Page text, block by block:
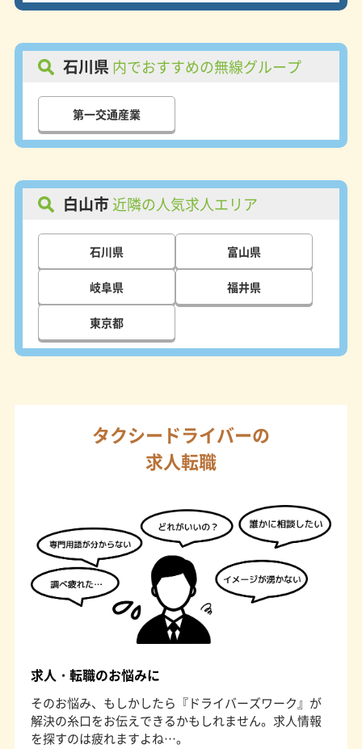
石川県 内でおすすめの無線グループ
第一交通産業
白山市 近隣の人気求人エリア
石川県 富山県
岐阜県 福井県
東京都
タクシードライバーの
求人転職
求人・転職のお悩みに
そのお悩み、もしかしたら『ドライバーズワーク』が
解決の糸口をお伝えできるかもしれません。求人情報
を探すのは疲れますよね…。